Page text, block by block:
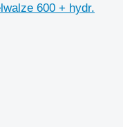
600 + hydr.